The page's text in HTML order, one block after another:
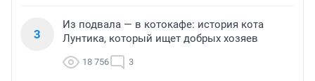
3
Из подвала — в котокафе: история кота
Лунтика, который ищет добрых хозяев
18 756 3